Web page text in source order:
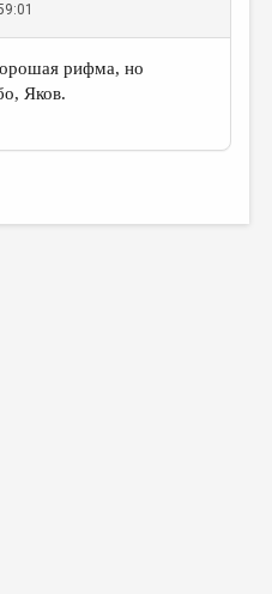
рифма, но
Яков.